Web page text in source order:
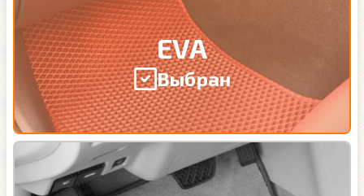
EVA
Выбран